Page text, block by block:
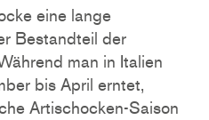
eine lange
Bestandteil der
man in Italien
bis April erntet,
Artischocken-Saison